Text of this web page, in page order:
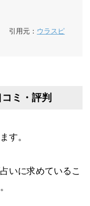
引用元： ウラスピ
ミ・評判
す。
いに求めているこ